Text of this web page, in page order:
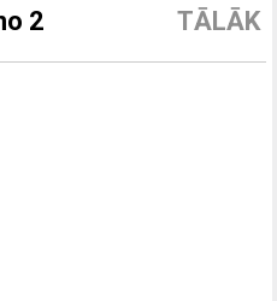
TĀLĀK
2